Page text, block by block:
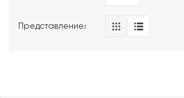
Представление։